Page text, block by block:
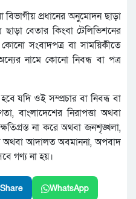
বিভাগীয় প্রধানের অনুমোদন ছাড়া
ছাড়া বেতার কিংবা টেলিভিশনের
সংবাদপত্র বা সাময়িকীতে
নামে কোনো নিবন্ধ বা পত্র
যদি ওই সম্প্রচার বা নিবন্ধ বা
বাংলাদেশের নিরাপত্তা অথবা
ক্ষতিগ্রস্ত না করে অথবা জনশৃঙ্খলা,
অথবা আদালত অবমাননা, অপবাদ
গণ্য না হয়।
Share WhatsApp